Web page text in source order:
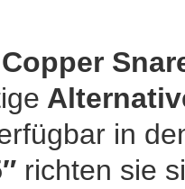
in
richten sie